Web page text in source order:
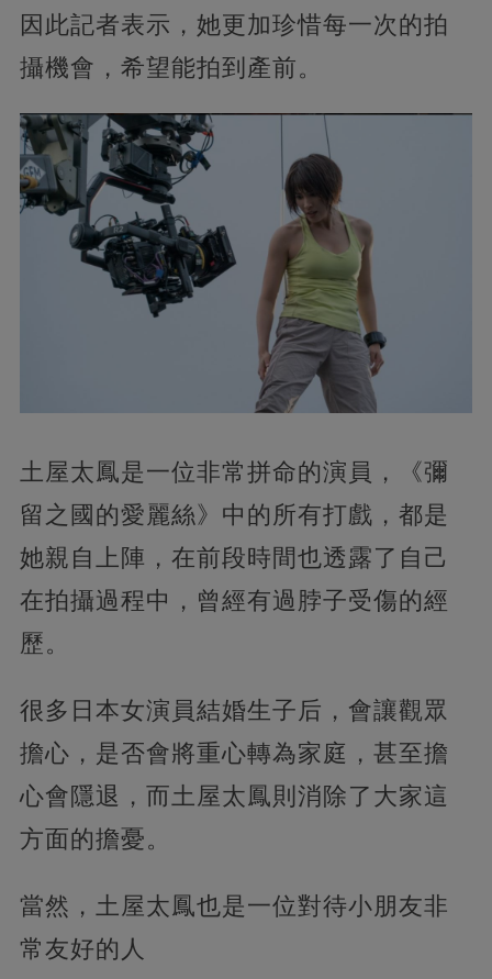
因此記者表示，她更加珍惜每一次的拍
攝機會，希望能拍到產前。
土屋太鳳是一位非常拼命的演員，《彌
留之國的愛麗絲》中的所有打戲，都是
她親自上陣，在前段時間也透露了自己
在拍攝過程中，曾經有過脖子受傷的經
歷。
很多日本女演員結婚生子后，會讓觀眾
擔心，是否會將重心轉為家庭，甚至擔
心會隱退，而土屋太鳳則消除了大家這
方面的擔憂。
當然，土屋太鳳也是一位對待小朋友非
常友好的人